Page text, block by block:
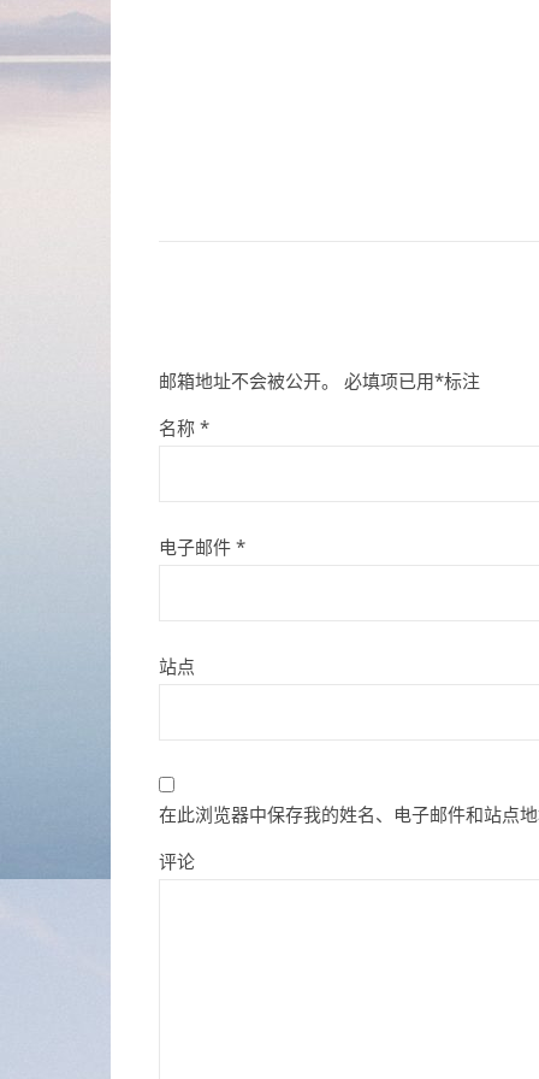
邮箱地址不会被公开。 必填项已用*标注
名称 *
电子邮件 *
站点
在此浏览器中保存我的姓名、电子邮件和站点
评论